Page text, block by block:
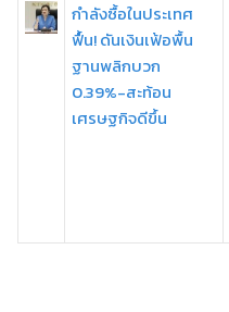
กำลังซื้อในประเทศ
ฟื้น! ดันเงินเฟ้อพื้น
ฐานพลิกบวก
0.39%-สะท้อน
เศรษฐกิจดีขึ้น